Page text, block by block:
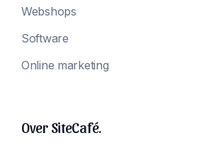
Webshops
Software
Online marketing
Over SiteCafé.